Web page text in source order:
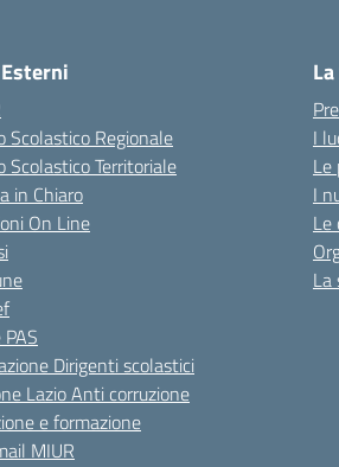
Scolastico Regionale
Scolastico Territoriale
in Chiaro
On Line
Dirigenti scolastici
Lazio Anti corruzione
e formazione
MIUR
I
Le
I
Le
La